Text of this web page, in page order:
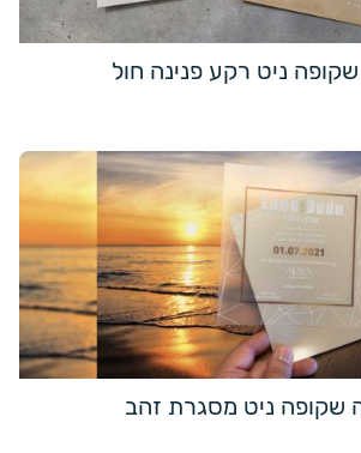
ניט רקע פנינה חול
שקופה ניט מסגרת זהב